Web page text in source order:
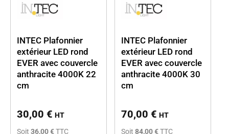
INTEC Plafonnier
extérieur LED rond
EVER avec couvercle
anthracite 4000K 22
cm
30,00 € HT
Soit 36,00 €TTC
INTEC Plafonnier
extérieur LED rond
EVER avec couvercle
anthracite 4000K 30
cm
70,00 € HT
Soit 84,00 €TTC